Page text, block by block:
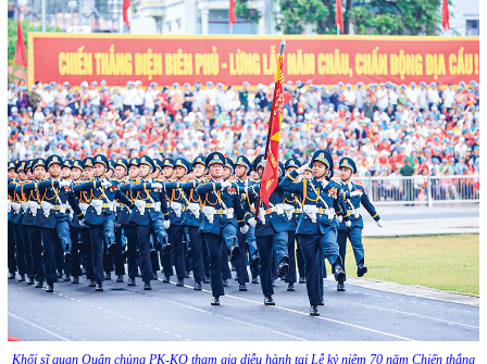
Khối sĩ quan Quân chủng PK-KQ tham gia diễu hành tại Lễ kỷ niệm 70 năm Chiến thắng